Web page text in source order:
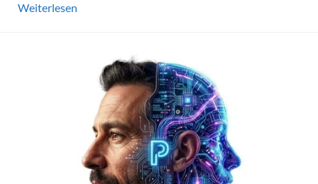
Weiterlesen